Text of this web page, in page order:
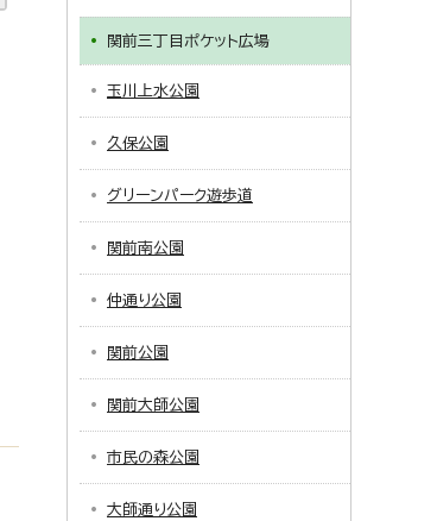
関前三丁目ポケット広場
玉川上水公園
久保公園
グリーンパーク遊歩道
関前南公園
仲通り公園
関前公園
関前大師公園
市民の森公園
大師通り公園